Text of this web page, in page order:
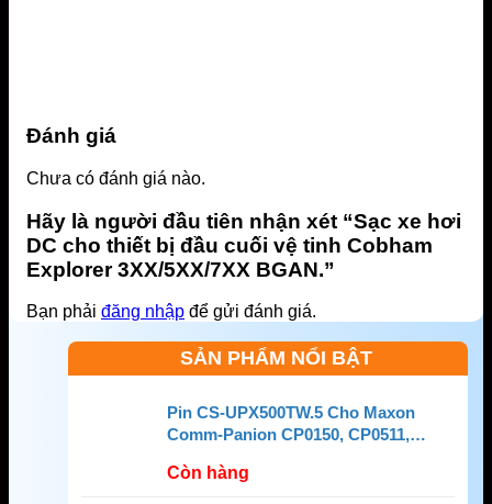
Đánh giá
Chưa có đánh giá nào.
Hãy là người đầu tiên nhận xét “Sạc xe hơi
DC cho thiết bị đầu cuối vệ tinh Cobham
Explorer 3XX/5XX/7XX BGAN.”
Bạn phải đăng nhập để gửi đánh giá.
SẢN PHẨM NỔI BẬT
Pin CS-UPX500TW.5 Cho Maxon
Comm-Panion CP0150, CP0511,
Còn hàng